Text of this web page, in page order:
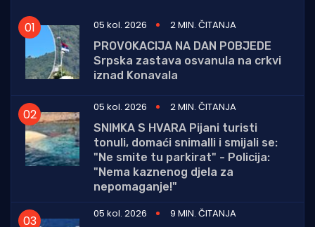
05 kol. 2026
2 MIN. ČITANJA
PROVOKACIJA NA DAN POBJEDE
Srpska zastava osvanula na crkvi
iznad Konavala
05 kol. 2026
2 MIN. ČITANJA
SNIMKA S HVARA Pijani turisti
tonuli, domaći snimalli i smijali se:
"Ne smite tu parkirat" - Policija:
"Nema kaznenog djela za
nepomaganje!"
05 kol. 2026
9 MIN. ČITANJA